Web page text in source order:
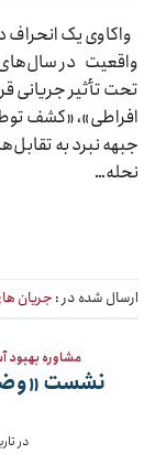
واکاوی یک انحراف
واقعیت در سال‌های
تحت تأثیر جریانی
افراطی»، «کشف
جبهه نبرد به
نحله…
ارسال شده در : جریان
مشاوره بهبود
نشست
در